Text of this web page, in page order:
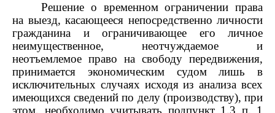
Решение о временном ограничении права
на выезд, касающееся непосредственно личности
гражданина и ограничивающее его личное
неимущественное, неотчуждаемое и
неотъемлемое право на свободу передвижения,
принимается экономическим судом лишь в
исключительных случаях исходя из анализа всех
имеющихся сведений по делу (производству), при
этом, необходимо учитывать подпункт 1.3 п. 1